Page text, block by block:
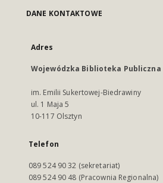
DANE KONTAKTOWE
Adres
Wojewódzka Biblioteka Publiczna
im. Emilii Sukertowej-Biedrawiny
ul. 1 Maja 5
10-117 Olsztyn
Telefon
089 524 90 32 (sekretariat)
089 524 90 48 (Pracownia Regionalna)